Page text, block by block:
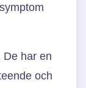
De har en
och